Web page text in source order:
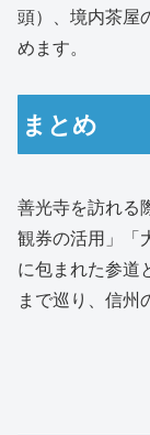
頭）、境内茶屋
めます。
まとめ
善光寺を訪れる
観券の活用」「
に包まれた参道
まで巡り、信州